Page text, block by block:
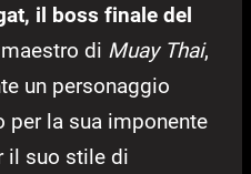
il boss finale del
di Muay Thai,
un personaggio
per la sua imponente
il suo stile di